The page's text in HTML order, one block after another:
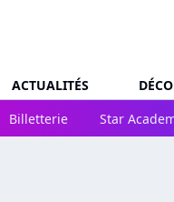
ACTUALITÉS
Billetterie
Star